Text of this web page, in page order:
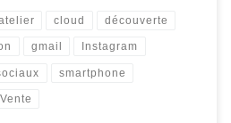
cloud découverte
gmail Instagram
smartphone
Vente